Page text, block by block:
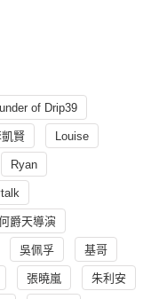
of Drip39
賢 Louise
Ryan
爵天導演
吳佩孚 基哥
張曉嵐 朱利安